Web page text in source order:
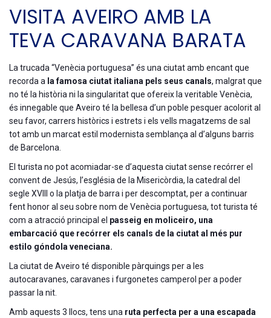
VISITA AVEIRO AMB LA
TEVA CARAVANA BARATA
La trucada “Venècia portuguesa” és una ciutat amb encant que
recorda a la famosa ciutat italiana pels seus canals, malgrat que
no té la història ni la singularitat que ofereix la veritable Venècia,
és innegable que Aveiro té la bellesa d’un poble pesquer acolorit al
seu favor, carrers històrics i estrets i els vells magatzems de sal
tot amb un marcat estil modernista semblança al d’alguns barris
de Barcelona.
El turista no pot acomiadar-se d’aquesta ciutat sense recórrer el
convent de Jesús, l’església de la Misericòrdia, la catedral del
segle XVIII o la platja de barra i per descomptat, per a continuar
fent honor al seu sobre nom de Venècia portuguesa, tot turista té
com a atracció principal el passeig en moliceiro, una
embarcació que recórrer els canals de la ciutat al més pur
estilo góndola veneciana.
La ciutat de Aveiro té disponible pàrquings per a les
autocaravanes, caravanes i furgonetes camperol per a poder
passar la nit.
Amb aquests 3 llocs, tens una ruta perfecta per a una escapada